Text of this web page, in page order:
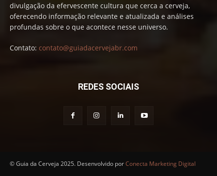
divulgação da efervescente cultura que cerca a cerveja,
oferecendo informação relevante e atualizada e análises
profundas sobre o que acontece nesse universo.
Contato: contato@guiadacervejabr.com
REDES SOCIAIS
© Guia da Cerveja 2025. Desenvolvido porConecta Marketing Digital